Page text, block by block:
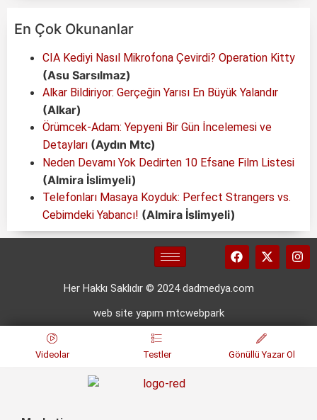
En Çok Okunanlar
CIA Kediyi Nasıl Mikrofona Çevirdi? Operation Kitty
(Asu Sarsılmaz)
Alkar Bildiriyor: Gerçeğin Yarısı En Büyük Yalandır
(Alkar)
Örümcek-Adam: Yepyeni Bir Gün İncelemesi ve
Detayları (Aydın Mtc)
Neden Devamı Yok Dedirten 10 Efsane Film Listesi
(Almira İslimyeli)
Telefonları Masaya Koyduk: Perfect Strangers vs.
Cebimdeki Yabancı! (Almira İslimyeli)
Her Hakkı Saklıdır © 2024 dadmedya.com
web site yapım mtcwebpark
Videolar Testler Gönüllü Yazar Ol